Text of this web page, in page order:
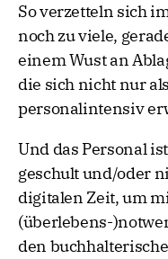
So verzetteln sich
noch zu viele,
einem Wust an
die sich nicht nur
personalintensiv
Und das Personal
geschult und/oder
digitalen Zeit, um
(überlebens-
den